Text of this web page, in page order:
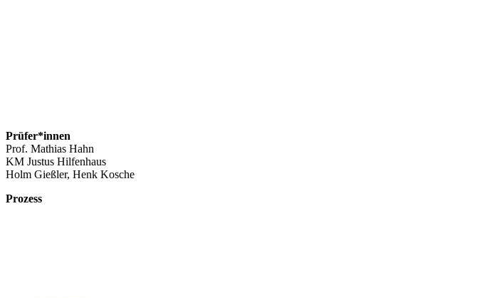
Prüfer*innen
Prof. Mathias Hahn
KM Justus Hilfenhaus
Holm Gießler, Henk Kosche
Prozess